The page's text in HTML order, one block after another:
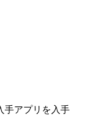
手アプリを入手